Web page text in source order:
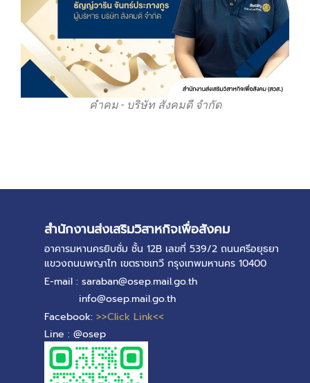
คำคม - บริษัท สังคมดี จำกัด
สำนักงานส่งเสริมวิสาหกิจเพื่อสังคม
อาคารมหานครยิบซั่ม ชั้น 12B เลขที่ 539/2 ถนนศรีอยุธยา
แขวงถนนพญาไท เขตราชเทวี กรุงเทพมหานคร 10400
E-mail : saraban@osep.mail.go.th
info@osep.mail.go.th
Facebook: >>Click Link<<
Line : @osep